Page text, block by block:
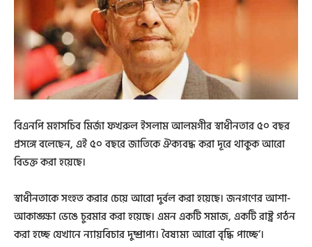
বিএনপি মহাসচিব মির্জা ফখরুল ইসলাম আলমগীর স্বাধীনতার ৫০ বছর
প্রসঙ্গে বলেছেন, এই ৫০ বছরে জাতিকে ঐক্যবদ্ধ করা দূরে থাকুক আরো
বিভক্ত করা হয়েছে।
স্বাধীনতাকে সংহত করার চেয়ে আরো দুর্বল করা হয়েছে। জনগণের আশা-
আকাঙ্ক্ষা ভেঙে চুরমার করা হয়েছে। এমন একটি সমাজ, একটি রাষ্ট্র গঠন
করা হচ্ছে যেখানে ন্যায়বিচার দুষ্প্রাপ্য। বৈষ্যম্য আরো বৃদ্ধি পাচ্ছে’।